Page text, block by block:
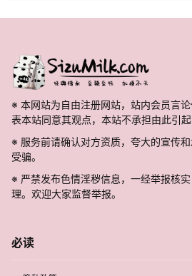
※ 本网站为自由注册网站，站内会员言
表本站同意其观点，本站不承担由此引起
※ 服务前请确认对方资质，夸大的宣传
受骗。
※ 严禁发布色情淫秽信息，一经举报核
理。欢迎大家监督举报。
必读